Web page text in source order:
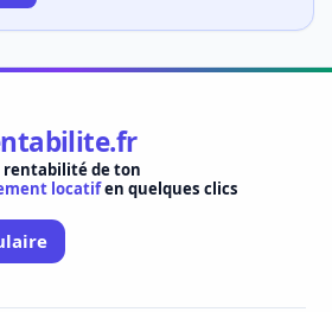
rentabilité de ton
locatifen quelques clics